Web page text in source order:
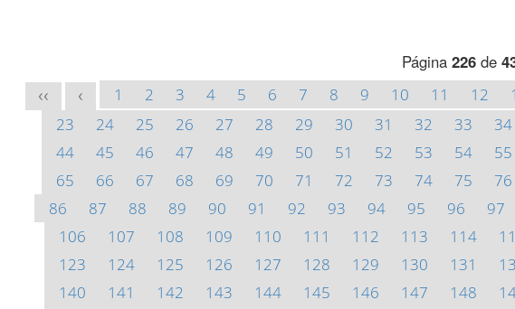
Página 226de
<< < 1 2 3 4 5 6 7 8 9 10 11 12
23
24 25 26 27 28 29 30 31 32 33 34
44
45 46 47 48 49 50 51 52 53 54 55
65
66 67 68 69 70 71 72 73 74 75 76
86
87 88 89 90 91 92 93 94 95 96 97
106
107 108 109 110 111 112 113 114
123
124 125 126 127 128 129 130 131
140
141 142 143 144 145 146 147 148